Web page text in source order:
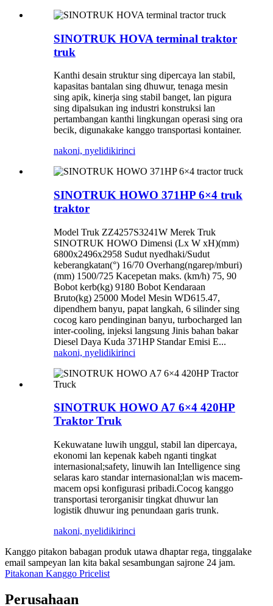
SINOTRUK HOVA terminal traktor
truk
Kanthi desain struktur sing dipercaya lan stabil,
kapasitas bantalan sing dhuwur, tenaga mesin
sing apik, kinerja sing stabil banget, lan pigura
sing dipalsukan ing industri konstruksi lan
pertambangan kanthi lingkungan operasi sing ora
becik, digunakake kanggo transportasi kontainer.
nakoni, nyelidikirinci
SINOTRUK HOWO 371HP 6×4 truk
traktor
Model Truk ZZ4257S3241W Merek Truk
SINOTRUK HOWO Dimensi (Lx W xH)(mm)
6800x2496x2958 Sudut nyedhaki/Sudut
keberangkatan(°) 16/70 Overhang(ngarep/mburi)
(mm) 1500/725 Kacepetan maks. (km/h) 75, 90
Bobot kerb(kg) 9180 Bobot Kendaraan
Bruto(kg) 25000 Model Mesin WD615.47,
dipendhem banyu, papat langkah, 6 silinder sing
cocog karo pendinginan banyu, turbocharged lan
inter-cooling, injeksi langsung Jinis bahan bakar
Diesel Daya Kuda 371HP Standar Emisi E...
nakoni, nyelidikirinci
SINOTRUK HOWO A7 6×4 420HP
Traktor Truk
Kekuwatane luwih unggul, stabil lan dipercaya,
ekonomi lan kepenak kabeh nganti tingkat
internasional;safety, linuwih lan Intelligence sing
selaras karo standar internasional;lan wis macem-
macem opsi konfigurasi pribadi.Cocog kanggo
transportasi terorganisir tingkat dhuwur lan
logistik dhuwur ing penundaan garis trunk.
nakoni, nyelidikirinci
Kanggo pitakon babagan produk utawa dhaptar rega, tinggalake
email sampeyan lan kita bakal sesambungan sajrone 24 jam.
Pitakonan Kanggo Pricelist
Perusahaan